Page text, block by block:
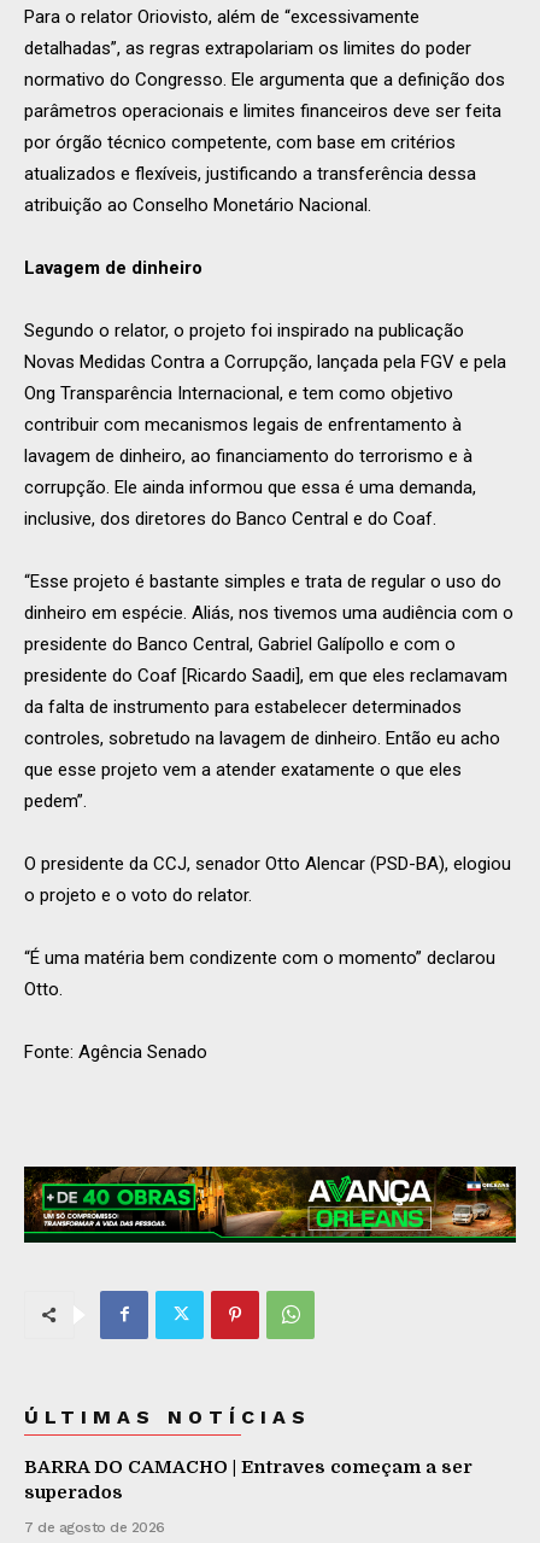
Para o relator Oriovisto, além de “excessivamente
detalhadas”, as regras extrapolariam os limites do poder
normativo do Congresso. Ele argumenta que a definição dos
parâmetros operacionais e limites financeiros deve ser feita
por órgão técnico competente, com base em critérios
atualizados e flexíveis, justificando a transferência dessa
atribuição ao Conselho Monetário Nacional.
Lavagem de dinheiro
Segundo o relator, o projeto foi inspirado na publicação
Novas Medidas Contra a Corrupção, lançada pela FGV e pela
Ong Transparência Internacional, e tem como objetivo
contribuir com mecanismos legais de enfrentamento à
lavagem de dinheiro, ao financiamento do terrorismo e à
corrupção. Ele ainda informou que essa é uma demanda,
inclusive, dos diretores do Banco Central e do Coaf.
“Esse projeto é bastante simples e trata de regular o uso do
dinheiro em espécie. Aliás, nos tivemos uma audiência com o
presidente do Banco Central, Gabriel Galípollo e com o
presidente do Coaf [Ricardo Saadi], em que eles reclamavam
da falta de instrumento para estabelecer determinados
controles, sobretudo na lavagem de dinheiro. Então eu acho
que esse projeto vem a atender exatamente o que eles
pedem”.
O presidente da CCJ, senador Otto Alencar (PSD-BA), elogiou
o projeto e o voto do relator.
“É uma matéria bem condizente com o momento” declarou
Otto.
Fonte: Agência Senado
ÚLTIMAS NOTÍCIAS
BARRA DO CAMACHO | Entraves começam a ser
superados
7 de agosto de 2026